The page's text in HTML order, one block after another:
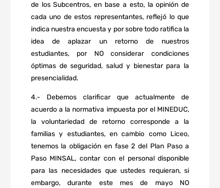
de los Subcentros, en base a esto, la opinión de
cada uno de estos representantes, reflejó lo que
indica nuestra encuesta y por sobre todo ratifica la
idea de aplazar un retorno de nuestros
estudiantes, por NO considerar condiciones
óptimas de seguridad, salud y bienestar para la
presencialidad.
4.- Debemos clarificar que actualmente de
acuerdo a la normativa impuesta por el MINEDUC,
la voluntariedad de retorno corresponde a la
familias y estudiantes, en cambio como Liceo,
tenemos la obligación en fase 2 del Plan Paso a
Paso MINSAL, contar con el personal disponible
para las necesidades que ustedes requieran, si
embargo, durante este mes de mayo NO